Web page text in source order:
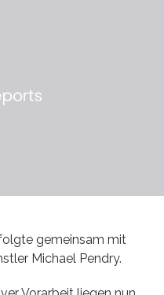
gemeinsam mit
Michael Pendry.